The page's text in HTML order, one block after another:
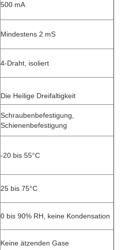
500 mA
Mindestens 2 mS
4-Draht, isoliert
Die Heilige Dreifaltigkeit
Schraubenbefestigung,
Schienenbefestigung
-20 bis 55°C
25 bis 75°C
0 bis 90% RH, keine Kondensation
Keine ätzenden Gase